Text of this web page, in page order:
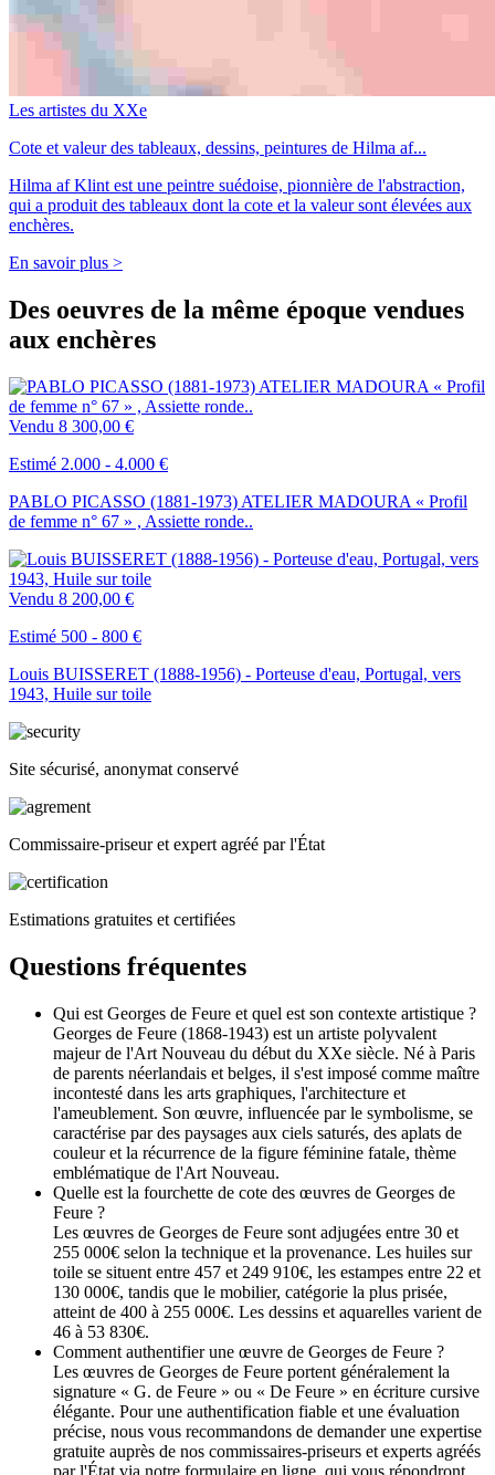
Les artistes du XXe
Cote et valeur des tableaux, dessins, peintures de Hilma af...
Hilma af Klint est une peintre suédoise, pionnière de l'abstraction,
qui a produit des tableaux dont la cote et la valeur sont élevées aux
enchères.
En savoir plus >
Des oeuvres de la même époque vendues
aux enchères
Vendu 8 300,00 €
Estimé 2.000 - 4.000 €
PABLO PICASSO (1881-1973) ATELIER MADOURA « Profil
de femme n° 67 » , Assiette ronde..
Vendu 8 200,00 €
Estimé 500 - 800 €
Louis BUISSERET (1888-1956) - Porteuse d'eau, Portugal, vers
1943, Huile sur toile
Site sécurisé, anonymat conservé
Commissaire-priseur et expert agréé par l'État
Estimations gratuites et certifiées
Questions fréquentes
Qui est Georges de Feure et quel est son contexte artistique ?
Georges de Feure (1868-1943) est un artiste polyvalent
majeur de l'Art Nouveau du début du XXe siècle. Né à Paris
de parents néerlandais et belges, il s'est imposé comme maître
incontesté dans les arts graphiques, l'architecture et
l'ameublement. Son œuvre, influencée par le symbolisme, se
caractérise par des paysages aux ciels saturés, des aplats de
couleur et la récurrence de la figure féminine fatale, thème
emblématique de l'Art Nouveau.
Quelle est la fourchette de cote des œuvres de Georges de
Feure ?
Les œuvres de Georges de Feure sont adjugées entre 30 et
255 000€ selon la technique et la provenance. Les huiles sur
toile se situent entre 457 et 249 910€, les estampes entre 22 et
130 000€, tandis que le mobilier, catégorie la plus prisée,
atteint de 400 à 255 000€. Les dessins et aquarelles varient de
46 à 53 830€.
Comment authentifier une œuvre de Georges de Feure ?
Les œuvres de Georges de Feure portent généralement la
signature « G. de Feure » ou « De Feure » en écriture cursive
élégante. Pour une authentification fiable et une évaluation
précise, nous vous recommandons de demander une expertise
gratuite auprès de nos commissaires-priseurs et experts agréés
par l'État via notre formulaire en ligne, qui vous répondront